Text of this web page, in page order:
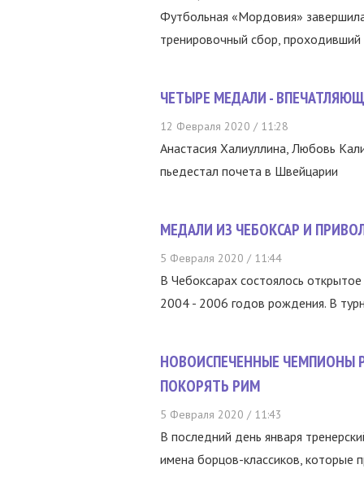
Футбольная «Мордовия»
тренировочный сбор,
ЧЕТЫРЕ МЕДАЛИ -
12 Февраля 2020 / 11:28
Анастасия Халиуллина, Любовь
пьедестал почета в Швейцарии
МЕДАЛИ ИЗ ЧЕБОКСАР И
5 Февраля 2020 / 11:44
В Чебоксарах состоялось
2004 - 2006 годов рождения. В
НОВОИСПЕЧЕННЫЕ ЧЕМПИОНЫ
ПОКОРЯТЬ РИМ
5 Февраля 2020 / 11:43
В последний день января
имена борцов-классиков, которые